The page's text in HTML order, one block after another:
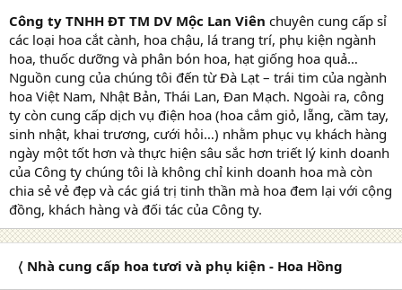
Công ty TNHH ĐT TM DV Mộc Lan Viên chuyên cung cấp sỉ
các loại hoa cắt cành, hoa chậu, lá trang trí, phụ kiện ngành
hoa, thuốc dưỡng và phân bón hoa, hạt giống hoa quả…
Nguồn cung của chúng tôi đến từ Đà Lạt – trái tim của ngành
hoa Việt Nam, Nhật Bản, Thái Lan, Đan Mạch. Ngoài ra, công
ty còn cung cấp dịch vụ điện hoa (hoa cắm giỏ, lẵng, cầm tay,
sinh nhật, khai trương, cưới hỏi…) nhằm phục vụ khách hàng
ngày một tốt hơn và thực hiện sâu sắc hơn triết lý kinh doanh
của Công ty chúng tôi là không chỉ kinh doanh hoa mà còn
chia sẻ vẻ đẹp và các giá trị tinh thần mà hoa đem lại với cộng
đồng, khách hàng và đối tác của Công ty.
〈 Nhà cung cấp hoa tươi và phụ kiện - Hoa Hồng